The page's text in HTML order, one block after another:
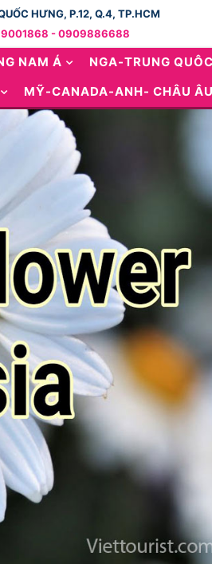
HƯNG, P.12, Q.4, TP.HCM
- 0909886688
NAM Á NGA-TRUNG
MỸ-CANADA-ANH- CHÂU ÂU